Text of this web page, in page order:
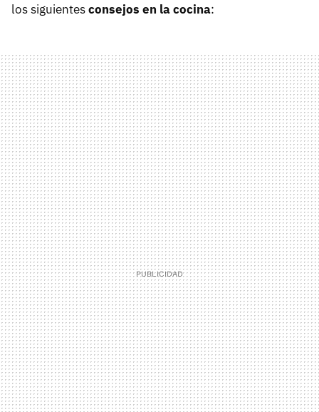
los siguientesconsejos en la cocina: